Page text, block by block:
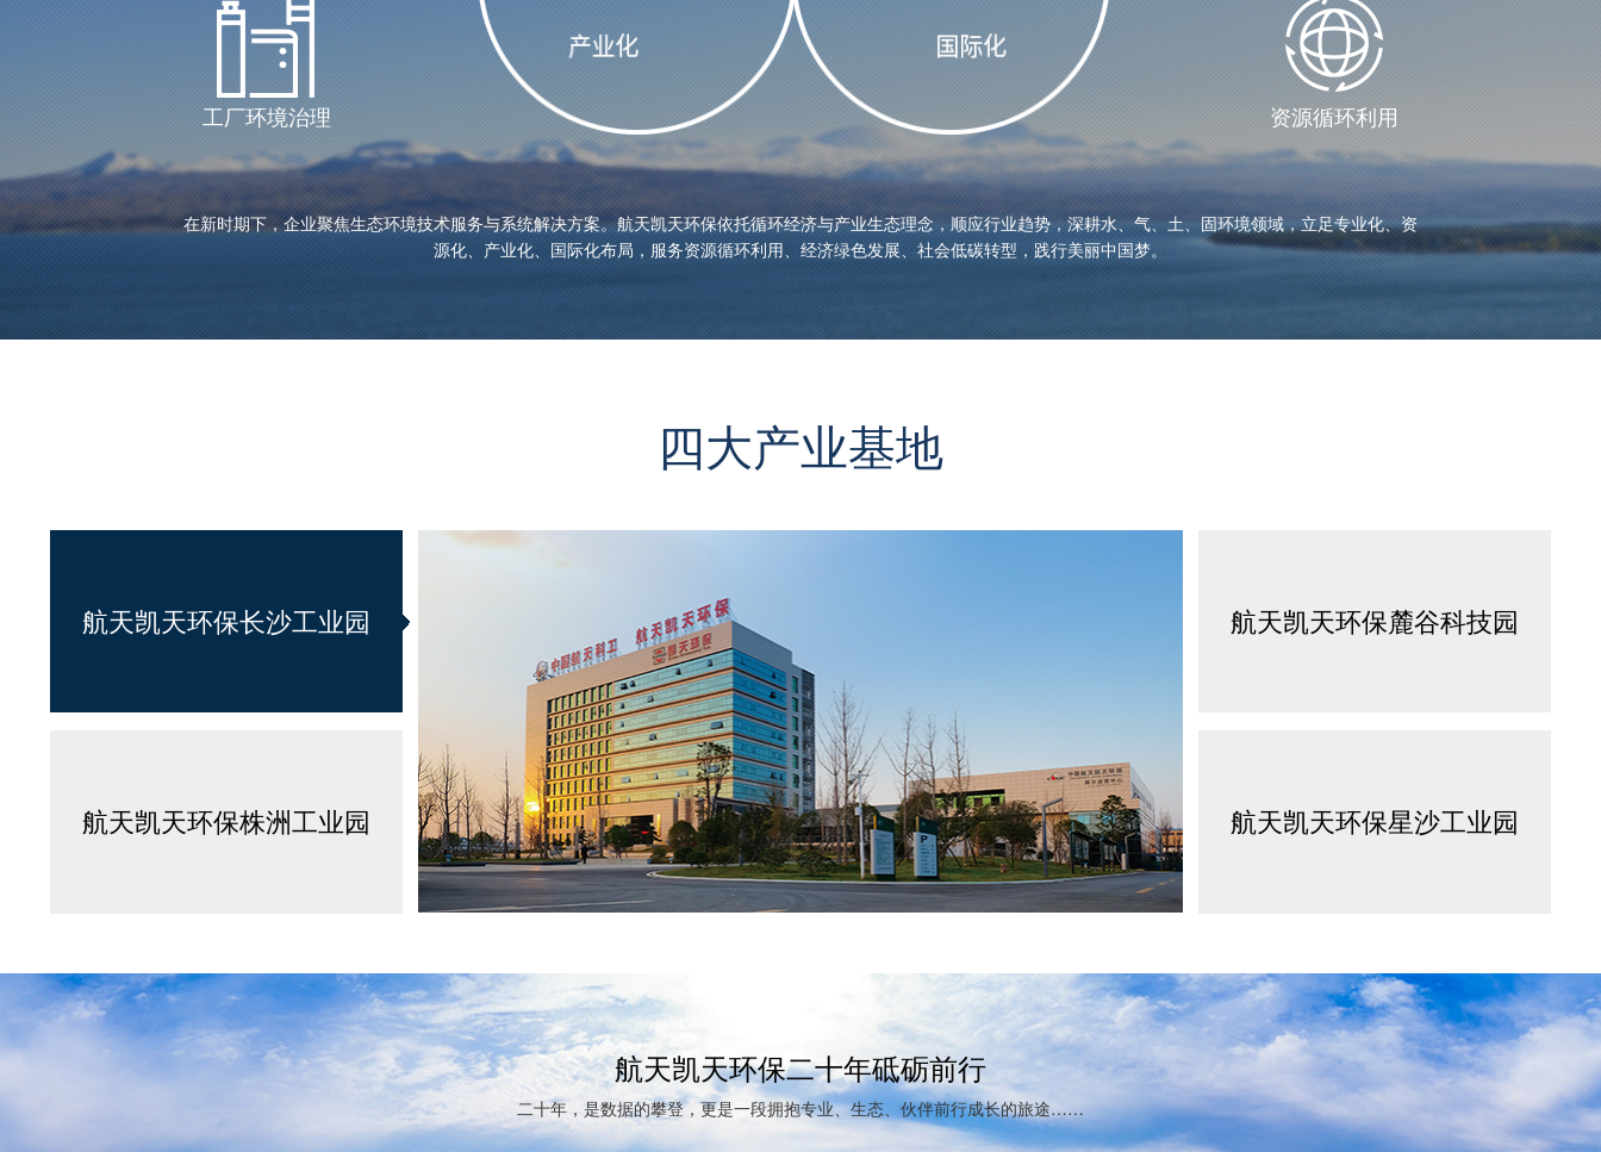
工厂环境治理 资源循环利用
在新时期下，企业聚焦生态环境技术服务与系统解决方案。航天凯天环保依托循环经济与产业生态理念，顺应行业趋势，深耕水、气、土、固环境领域，立足专业化、资
源化、产业化、国际化布局，服务资源循环利用、经济绿色发展、社会低碳转型，践行美丽中国梦。
四大产业基地
航天凯天环保长沙工业园
航天凯天环保株洲工业园
航天凯天环保麓谷科技园
航天凯天环保星沙工业园
航天凯天环保二十年砥砺前行
二十年，是数据的攀登，更是一段拥抱专业、生态、伙伴前行成长的旅途……